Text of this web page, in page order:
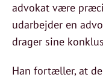
advokat være
udarbejder en
drager sine
Han fortæller, at